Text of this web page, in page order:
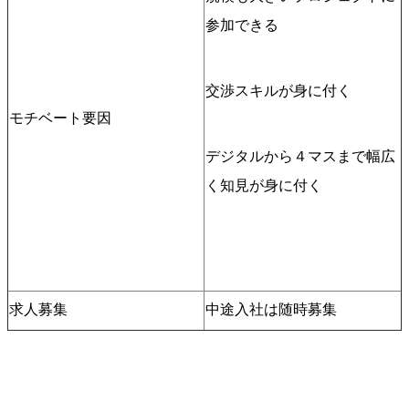
モチベート要因
参加できる
交渉スキルが身に付く
デジタルから４マスまで幅広
く知見が身に付く
求人募集 中途入社は随時募集